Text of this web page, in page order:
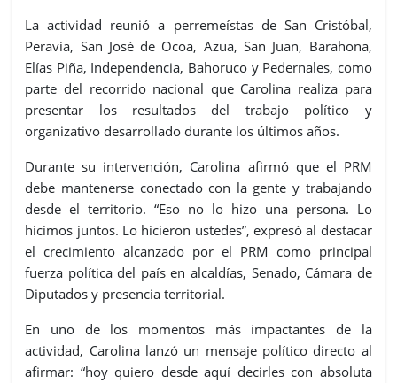
La actividad reunió a perremeístas de San Cristóbal,
Peravia, San José de Ocoa, Azua, San Juan, Barahona,
Elías Piña, Independencia, Bahoruco y Pedernales, como
parte del recorrido nacional que Carolina realiza para
presentar los resultados del trabajo político y
organizativo desarrollado durante los últimos años.
Durante su intervención, Carolina afirmó que el PRM
debe mantenerse conectado con la gente y trabajando
desde el territorio. “Eso no lo hizo una persona. Lo
hicimos juntos. Lo hicieron ustedes”, expresó al destacar
el crecimiento alcanzado por el PRM como principal
fuerza política del país en alcaldías, Senado, Cámara de
Diputados y presencia territorial.
En uno de los momentos más impactantes de la
actividad, Carolina lanzó un mensaje político directo al
afirmar: “hoy quiero desde aquí decirles con absoluta